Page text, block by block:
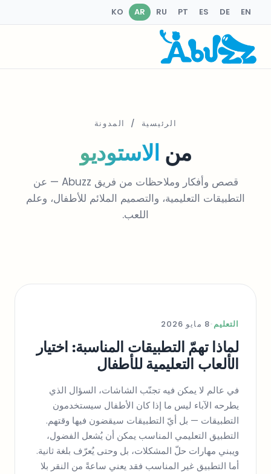
EN
DE
ES
PT
RU
AR
KO
الرئيسية / المدونة
من الاستوديو
قصص وأفكار وملاحظات من فريق Abuzz — عن
التطبيقات التعليمية، والتصميم الملائم للأطفال، وعلم
اللعب.
التعليم•8 مايو 2026
لماذا تهمّ التطبيقات المناسبة: اختيار
الألعاب التعليمية للأطفال
في عالم لا يمكن فيه تجنّب الشاشات، السؤال الذي
يطرحه الآباء ليس ما إذا كان الأطفال سيستخدمون
التطبيقات — بل أيّ التطبيقات سيقضون فيها وقتهم.
التطبيق التعليمي المناسب يمكن أن يُشعل الفضول،
ويبني مهارات حلّ المشكلات، بل وحتى يُعرّف بلغة ثانية.
أما التطبيق غير المناسب فقد يعني ساعةً من النقر بلا